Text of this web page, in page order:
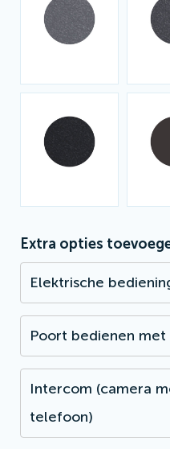
Extra opties
Elektrische
Poort bedienen
Intercom (camera
telefoon)